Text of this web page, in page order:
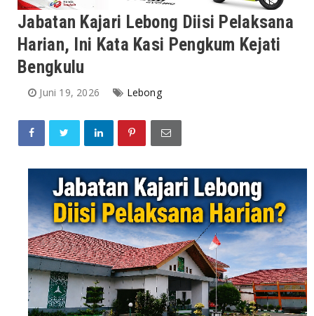
Jabatan Kajari Lebong Diisi Pelaksana
Harian, Ini Kata Kasi Pengkum Kejati
Bengkulu
Juni 19, 2026 Lebong